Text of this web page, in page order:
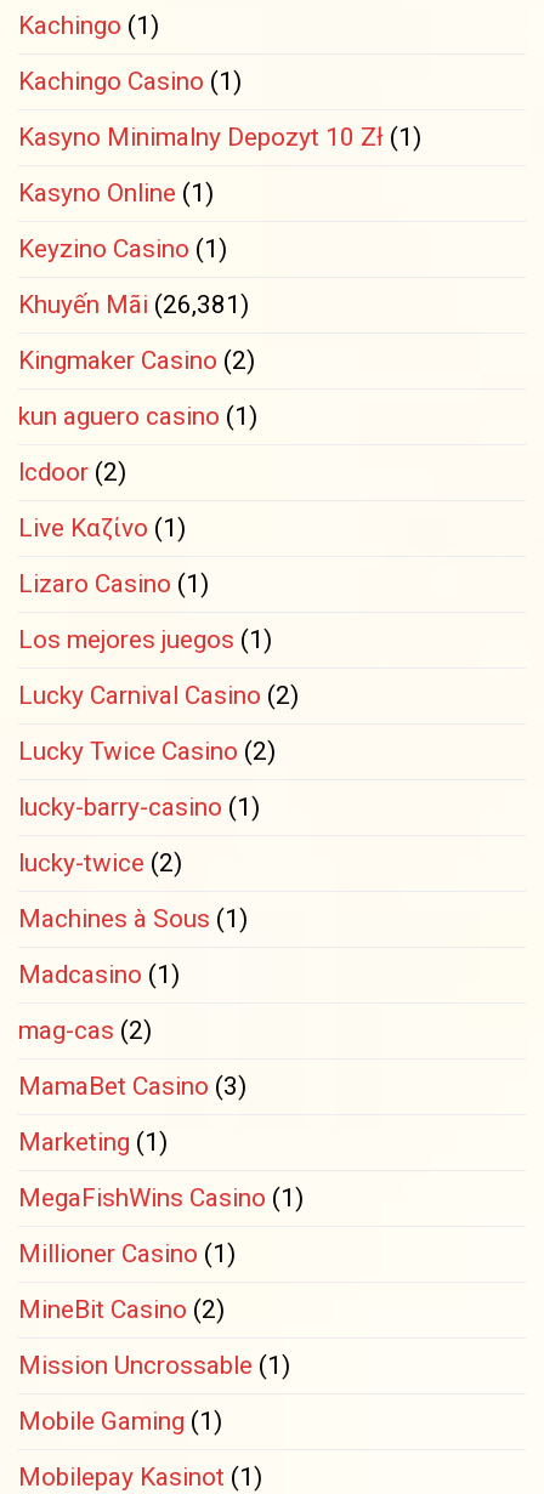
Kachingo (1)
Kachingo Casino (1)
Kasyno Minimalny Depozyt 10 Zł (1)
Kasyno Online (1)
Keyzino Casino (1)
Khuyến Mãi (26,381)
Kingmaker Casino (2)
kun aguero casino (1)
lcdoor (2)
Live Καζίνο (1)
Lizaro Casino (1)
Los mejores juegos (1)
Lucky Carnival Casino (2)
Lucky Twice Casino (2)
lucky-barry-casino (1)
lucky-twice (2)
Machines à Sous (1)
Madcasino (1)
mag-cas (2)
MamaBet Casino (3)
Marketing (1)
MegaFishWins Casino (1)
Millioner Casino (1)
MineBit Casino (2)
Mission Uncrossable (1)
Mobile Gaming (1)
Mobilepay Kasinot (1)